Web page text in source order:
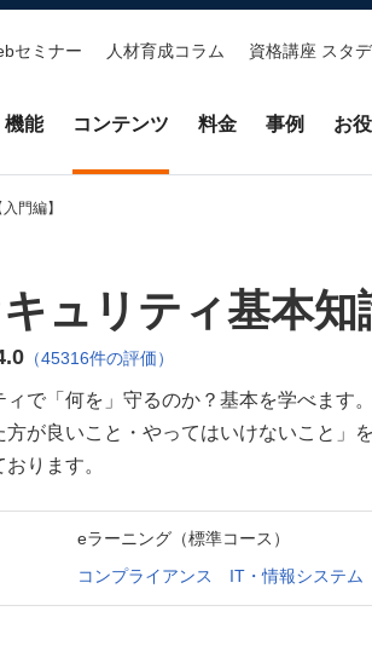
セミナー 人材育成コラム 資格講座 スタ
機能 コンテンツ 料金 事例 お
門編】
ュリティ基本知
（45316件の評価）
ィで「何を」守るのか？基本を学べます
方が良いこと・やってはいけないこと」
ります。
eラーニング（標準コース）
コンプライアンス IT・情報システム